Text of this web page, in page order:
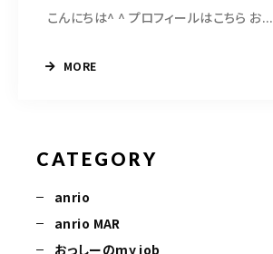
こんにちは^ ^ プロフィールはこちら お...
MORE
CATEGORY
anrio
anrio MAR
おっしーのmy job